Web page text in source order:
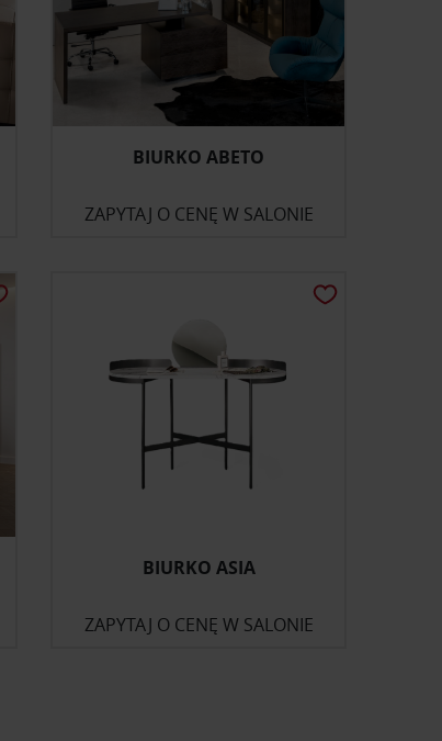
BIURKO ABETO
ZAPYTAJ O CENĘ W SALONIE
BIURKO ASIA
ZAPYTAJ O CENĘ W SALONIE